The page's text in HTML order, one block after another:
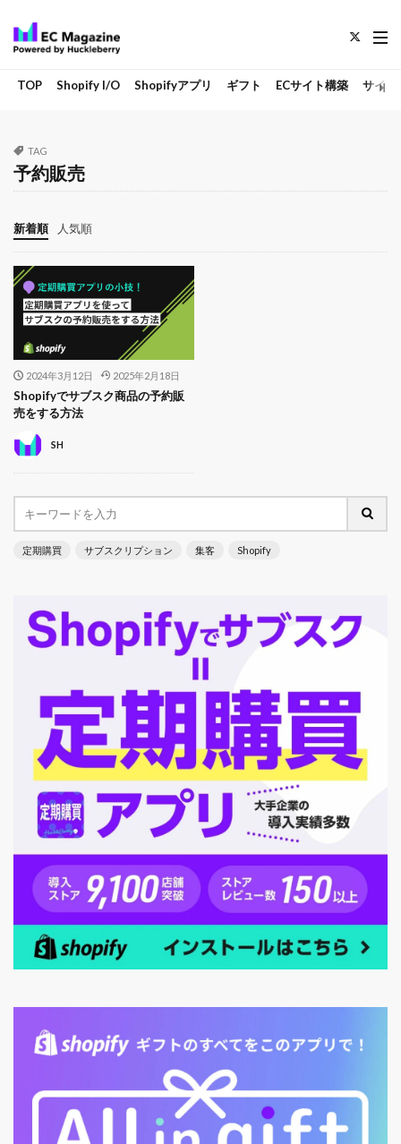
TOP Shopify I/O Shopifyアプリ ギフト ECサイト構築 サイト
TAG
予約販売
新着順 人気順
2024年3月12日 2025年2月18日
Shopifyでサブスク商品の予約販
売をする方法
SH
定期購買 サブスクリプション 集客 Shopify